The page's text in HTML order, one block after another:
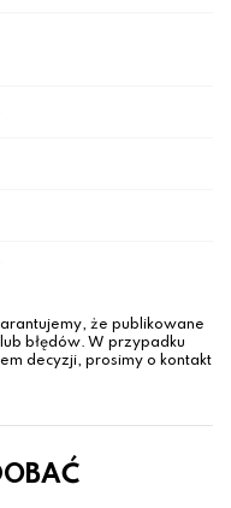
że publikowane
błędów. W przypadku
decyzji, prosimy o kontakt